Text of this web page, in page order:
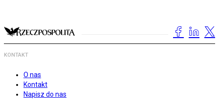
KONTAKT
O nas
Kontakt
Napisz do nas